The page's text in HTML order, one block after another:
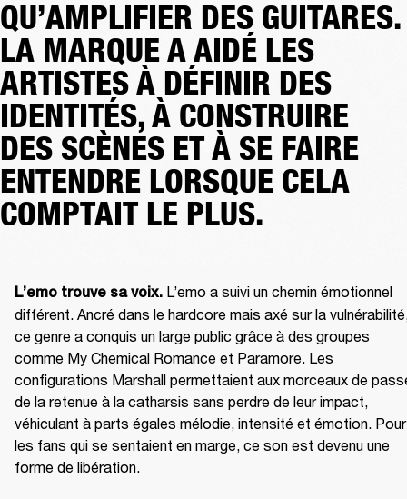
QU’AMPLIFIER DES GUITARES.
LA MARQUE A AIDÉ LES
ARTISTES À DÉFINIR DES
IDENTITÉS, À CONSTRUIRE
DES SCÈNES ET À SE FAIRE
ENTENDRE LORSQUE CELA
COMPTAIT LE PLUS.
L’emo trouve sa voix. L’emo a suivi un chemin émotionnel
différent. Ancré dans le hardcore mais axé sur la
ce genre a conquis un large public grâce à des groupes
comme My Chemical Romance et Paramore. Les
configurations Marshall permettaient aux morceaux de
de la retenue à la catharsis sans perdre de leur impact,
véhiculant à parts égales mélodie, intensité et émotion. Pour
les fans qui se sentaient en marge, ce son est devenu une
forme de libération.